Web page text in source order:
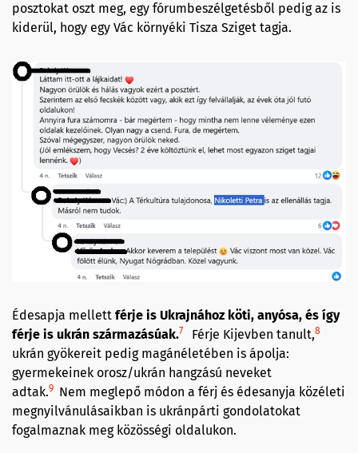
posztokat oszt meg, egy fórumbeszélgetésből pedig az is
kiderül, hogy egy Vác környéki Tisza Sziget tagja.
Édesapja mellett férje is Ukrajnához köti, anyósa, és így
férje is ukrán származásúak.7 Férje Kijevben tanult,8
ukrán gyökereit pedig magánéletében is ápolja:
gyermekeinek orosz/ukrán hangzású neveket
adtak.9 Nem meglepő módon a férj és édesanyja közéleti
megnyilvánulásaikban is ukránpárti gondolatokat
fogalmaznak meg közösségi oldalukon.